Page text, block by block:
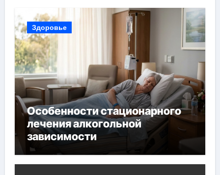
Здоровье
Особенности стационарного
лечения алкогольной
зависимости